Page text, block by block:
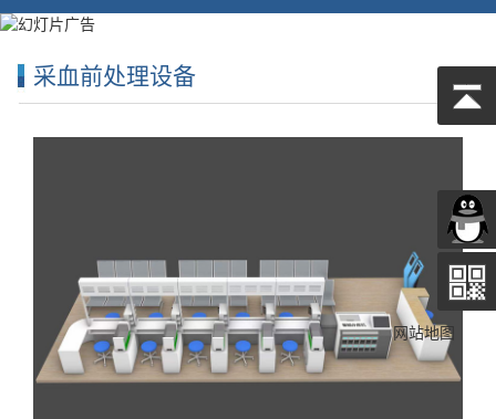
航
单
采血前处理设备
网站地图